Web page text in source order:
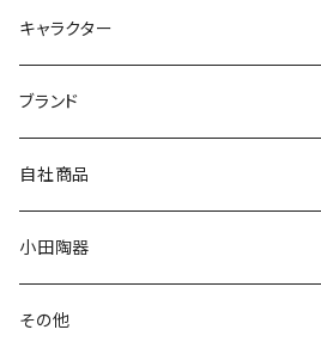
九谷焼
マグ＆カップ
プレート
ボウル
ガラスウェア
キャラクター
ムーミン
80th記念アイテム
リトルミイの日記念アイテム
MOOMIN ANIMATION
スヌーピー
ピーターラビット
ブランド
LA AMYS(エミーズ)
LISA LARSON(リサラーソン)
LAURA ASHLEY(ローラ アシュレイ)
自社商品
ねこ企画
Cecera(セセラ)
小田陶器
さざなみ
その他